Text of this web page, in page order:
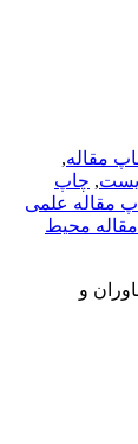
مقاله,
, چاپ
مقاله علمی
نگارش کاورلتر Cover Letter مقاله محیط
و